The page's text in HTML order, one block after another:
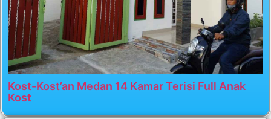
Kost-Kost’an Medan 14 Kamar Terisi Full Anak
Kost